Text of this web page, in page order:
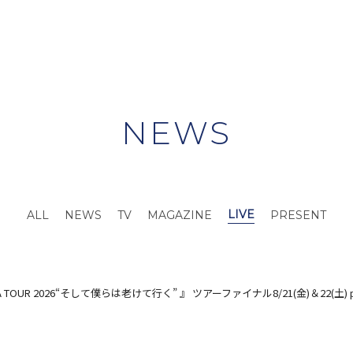
NEWS
ALL NEWS TV MAGAZINE LIVE PRESENT
TOUR 2026“そして僕らは老けて行く” 』 ツアーファイナル8/21(金)＆22(